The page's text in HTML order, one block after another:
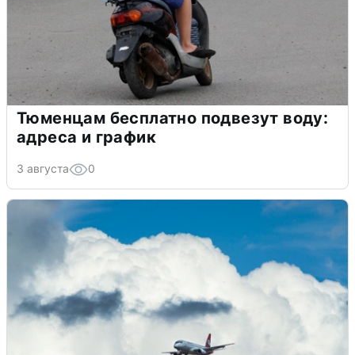
Тюменцам бесплатно подвезут воду:
адреса и график
3 августа 0